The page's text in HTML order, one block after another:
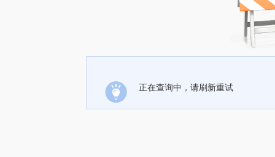
正在查询中，请刷新重试